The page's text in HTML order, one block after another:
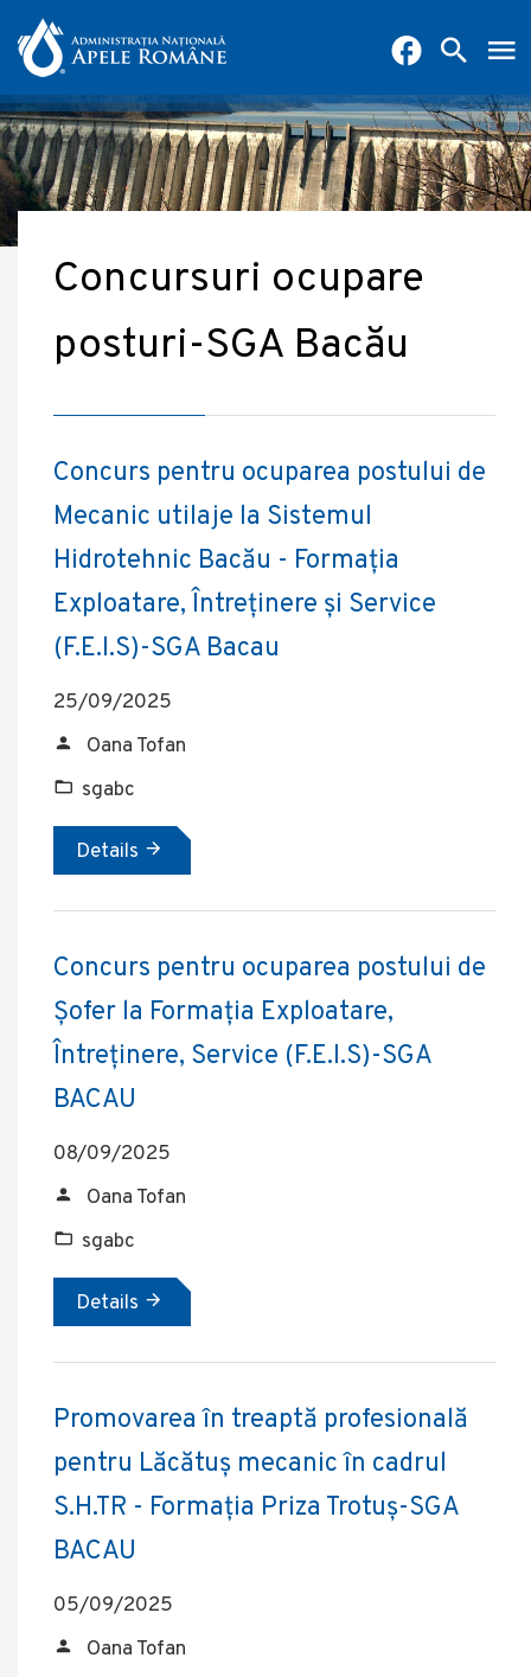
Concursuri ocupare
posturi-SGA Bacău
Concurs pentru ocuparea postului de
Mecanic utilaje la Sistemul
Hidrotehnic Bacău - Formația
Exploatare, Întreținere și Service
(F.E.I.S)-SGA Bacau
25/09/2025
Oana Tofan
sgabc
Details
Concurs pentru ocuparea postului de
Șofer la Formația Exploatare,
Întreținere, Service (F.E.I.S)-SGA
BACAU
08/09/2025
Oana Tofan
sgabc
Details
Promovarea în treaptă profesională
pentru Lăcătuș mecanic în cadrul
S.H.TR - Formația Priza Trotuș-SGA
BACAU
05/09/2025
Oana Tofan